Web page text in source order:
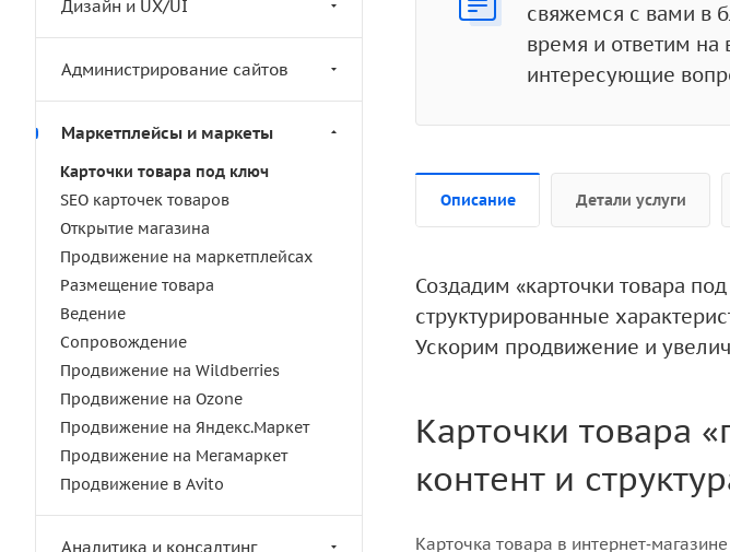
свяжемся с вами в
время и ответим на
интересующие
Описание Детали услуги
Создадим «карточки товара
структурированные
Ускорим продвижение и
Карточки товара
контент и
Карточка товара в
Дизайн и UX/UI
Администрирование сайтов
Маркетплейсы и маркеты
Карточки товара под ключ
SEO карточек товаров
Открытие магазина
Продвижение на маркетплейсах
Размещение товара
Ведение
Сопровождение
Продвижение на Wildberries
Продвижение на Ozone
Продвижение на Яндекс.Маркет
Продвижение на Мегамаркет
Продвижение в Avito
Аналитика и консалтинг